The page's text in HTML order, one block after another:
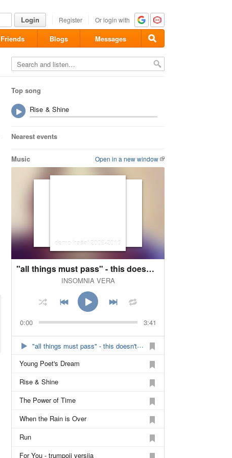
Login Register Or login with
Friends Blogs Messages
Top song
Rise & Shine
Nearest events
Open in a new window
Music
demo irašai 2009-2010
"all things must pass" - this doesn't apply to rocknroll!
INSOMNIA VERA
0:00 3:41
"all things must pass" - this doesn't apply to rocknroll!
Young Poet's Dream
Rise & Shine
The Power of Time
When the Rain is Over
Run
For You - trumpoji versija